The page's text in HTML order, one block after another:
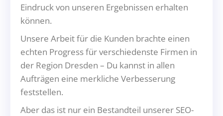
Eindruck von unseren Ergebnissen erhalten
können.
Unsere Arbeit für die Kunden brachte einen
echten Progress für verschiedenste Firmen in
der Region Dresden – Du kannst in allen
Aufträgen eine merkliche Verbesserung
feststellen.
Aber das ist nur ein Bestandteil unserer SEO-